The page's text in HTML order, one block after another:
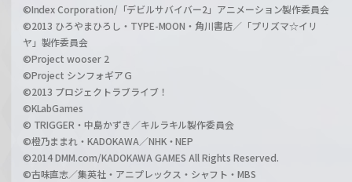
©Index Corporation/「デビルサバイバー2」アニメーション製作委員会
©2013 ひろやまひろし・TYPE-MOON・角川書店／「プリズマ☆イリ
ヤ」製作委員会
©Project wooser 2
©Project シンフォギアＧ
©2013 プロジェクトラブライブ！
©KLabGames
© TRIGGER・中島かずき／キルラキル製作委員会
©橙乃ままれ・KADOKAWA／NHK・NEP
©2014 DMM.com/KADOKAWA GAMES All Rights Reserved.
©古味直志／集英社・アニプレックス・シャフト・MBS